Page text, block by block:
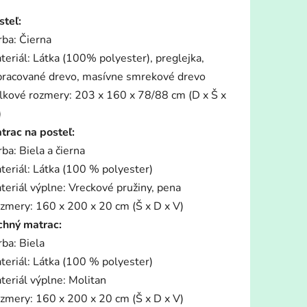
Čierna
Látka (100% polyester), preglejka,
drevo, masívne smrekové drevo
rozmery: 203 x 160 x 78/88 cm (D x Š x
na posteľ:
Biela a čierna
Látka (100 % polyester)
výplne: Vreckové pružiny, pena
160 x 200 x 20 cm (Š x D x V)
matrac:
Biela
Látka (100 % polyester)
výplne: Molitan
160 x 200 x 20 cm (Š x D x V)